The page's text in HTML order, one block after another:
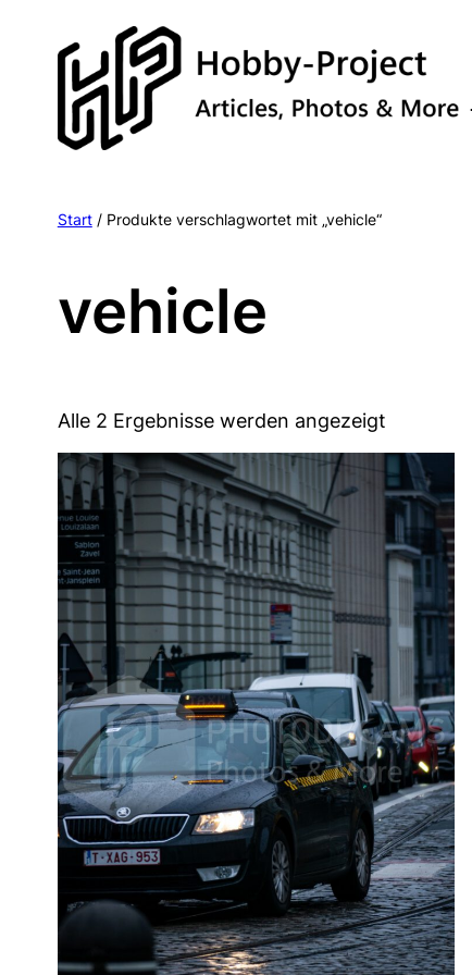
Inhalt
springen
Start/ Produkte verschlagwortet mit „vehicle“
vehicle
Alle 2 Ergebnisse werden angezeigt